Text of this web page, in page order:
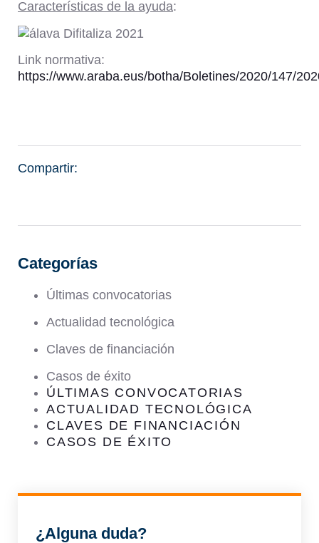
Características de la ayuda:
Link normativa:
https://www.araba.eus/botha/Boletines/2020/147/
Compartir:
Categorías
Últimas convocatorias
Actualidad tecnológica
Claves de financiación
Casos de éxito
ÚLTIMAS CONVOCATORIAS
ACTUALIDAD TECNOLÓGICA
CLAVES DE FINANCIACIÓN
CASOS DE ÉXITO
¿Alguna duda?